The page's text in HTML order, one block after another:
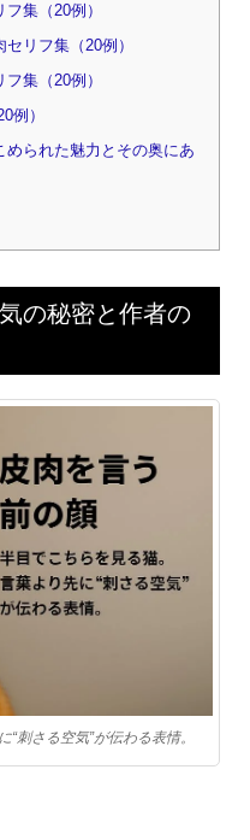
集（20例）
リフ集（20例）
集（20例）
例）
められた魅力とその奥にあ
の秘密と作者の
刺さる空気”が伝わる表情。